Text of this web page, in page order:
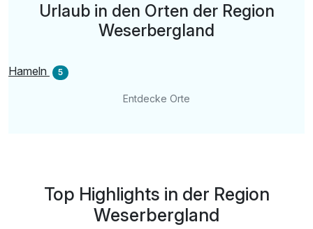
Urlaub in den Orten der Region
Weserbergland
Hameln 5
Entdecke Orte
Top Highlights in der Region
Weserbergland